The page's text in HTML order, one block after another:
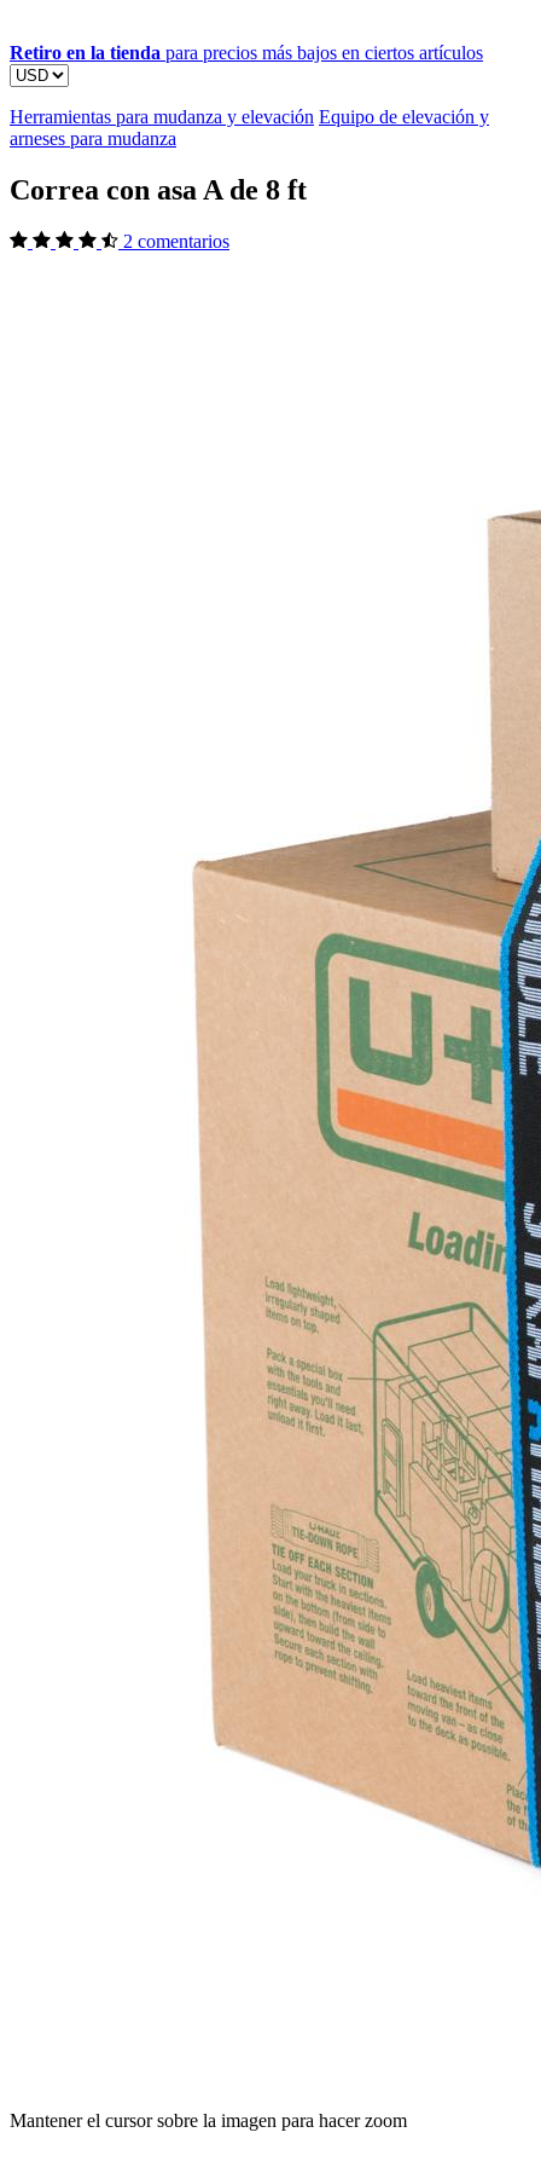
Retiro en la tienda para precios más bajos en ciertos artículos
Herramientas para mudanza y elevación Equipo de elevación y
arneses para mudanza
Correa con asa A de 8 ft
2 comentarios
Mantener el cursor sobre la imagen para hacer zoom